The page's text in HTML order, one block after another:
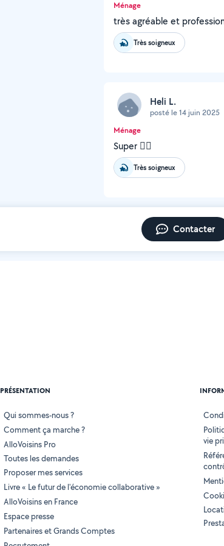
Ménage
très agréable et
Très soigneux
Heli L.
posté le 14 juin 2025
Ménage
Super 👍🏾
Très soigneux
Contacter
PRÉSENTATION
Qui sommes-nous ?
Comment ça marche ?
AlloVoisins Pro
Toutes les demandes
Proposer mes services
Livre « Le futur de l'économie collaborative »
AlloVoisins en France
Espace presse
Partenaires et Grands Comptes
vie